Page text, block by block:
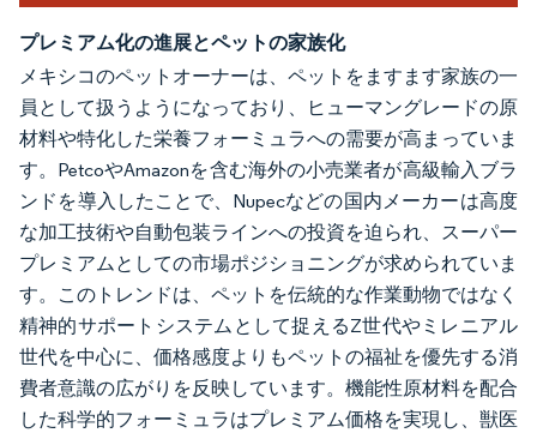
プレミアム化の進展とペットの家族化
メキシコのペットオーナーは、ペットをますます家族の一
員として扱うようになっており、ヒューマングレードの原
材料や特化した栄養フォーミュラへの需要が高まっていま
す。PetcoやAmazonを含む海外の小売業者が高級輸入ブラ
ンドを導入したことで、Nupecなどの国内メーカーは高度
な加工技術や自動包装ラインへの投資を迫られ、スーパー
プレミアムとしての市場ポジショニングが求められていま
す。このトレンドは、ペットを伝統的な作業動物ではなく
精神的サポートシステムとして捉えるZ世代やミレニアル
世代を中心に、価格感度よりもペットの福祉を優先する消
費者意識の広がりを反映しています。機能性原材料を配合
した科学的フォーミュラはプレミアム価格を実現し、獣医